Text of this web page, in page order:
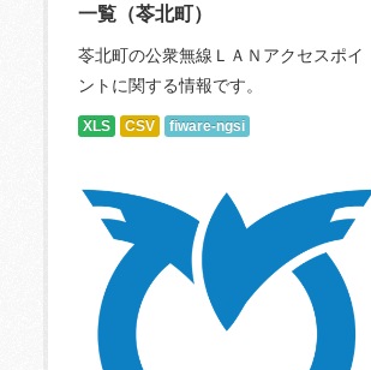
一覧（苓北町）
苓北町の公衆無線ＬＡＮアクセスポイ
ントに関する情報です。
XLS CSV fiware-ngsi